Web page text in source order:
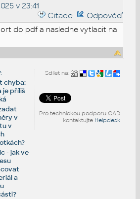
v 23:41
Citace
Odpověď
do pdf a nasledne vytlacit na
Sdílet na:
Pro technickou podporu CAD
kontaktujte Helpdesk
:
chyba:
je příliš
v
v
- jak ve
a